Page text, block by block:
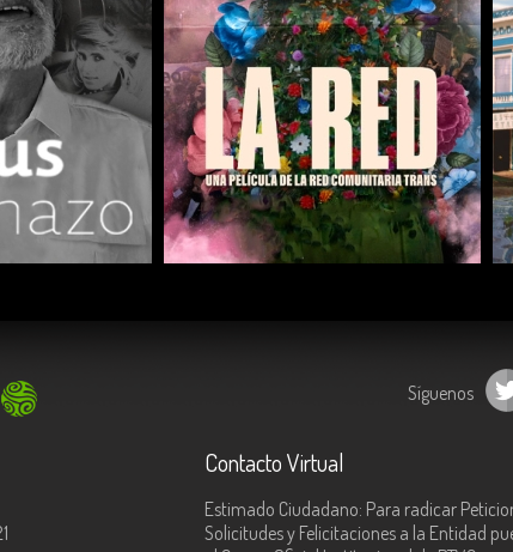
COMPARTIR
Síguenos
Contacto Virtual
Estimado Ciudadano: Para radicar
Solicitudes y Felicitaciones a la Entidad